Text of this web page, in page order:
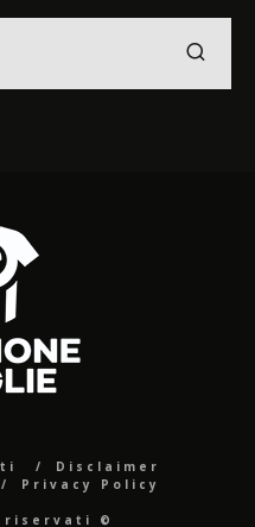
Disclaimer
Privacy Policy
©